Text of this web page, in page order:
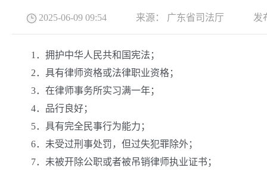
2025-06-09 09:54 来源： 广东省司法厅 发
1．拥护中华人民共和国宪法；
2．具有律师资格或法律职业资格；
3．在律师事务所实习满一年；
4．品行良好；
5．具有完全民事行为能力；
6．未受过刑事处罚，但过失犯罪除外；
7．未被开除公职或者被吊销律师执业证书；